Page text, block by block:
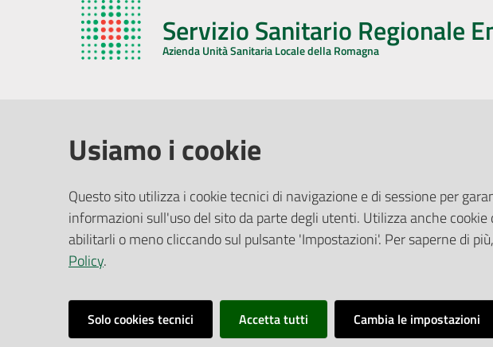
Servizio Sanitario Regionale
Azienda Unità Sanitaria Locale della Romagna
Via De Gasperi, 8 - 48121 Ravenna (RA)
CF/P.IVA:02483810392
PEC:
azienda@pec.auslromagna.it
Ufficio Relazioni con il Pubblico
Riferimenti per la Stampa
Usiamo i cookie
Questo sito utilizza i cookie tecnici di navigazione e di sessione per
informazioni sull'uso del sito da parte degli utenti. Utilizza anche
abilitarli o meno cliccando sul pulsante 'Impostazioni'. Per saperne di
Policy.
Solo cookies tecnici Accetta tutti Cambia le impostazioni